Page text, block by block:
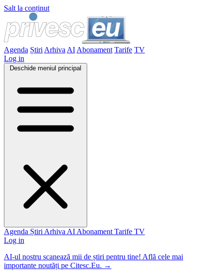
Salt la conținut
Agenda Știri Arhiva AI Abonament Tarife TV
Log in
Deschide meniul principal
Agenda Știri Arhiva AI Abonament Tarife TV
Log in
AI-ul nostru scanează mii de știri pentru tine! Află cele mai
importante noutăți pe Citesc.Eu. →